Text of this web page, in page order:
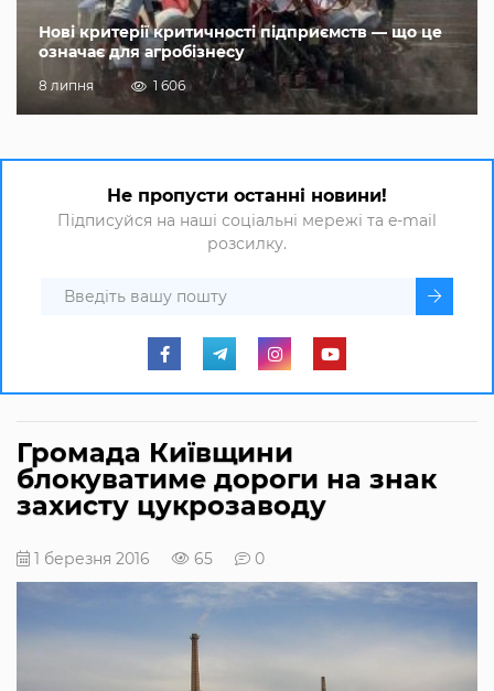
Нові критерії критичності підприємств — що це
означає для агробізнесу
8 липня 1 606
Не пропусти останні новини!
Підписуйся на наші соціальні мережі та e-mail
розсилку.
Громада Київщини
блокуватиме дороги на знак
захисту цукрозаводу
1 березня 2016 65 0